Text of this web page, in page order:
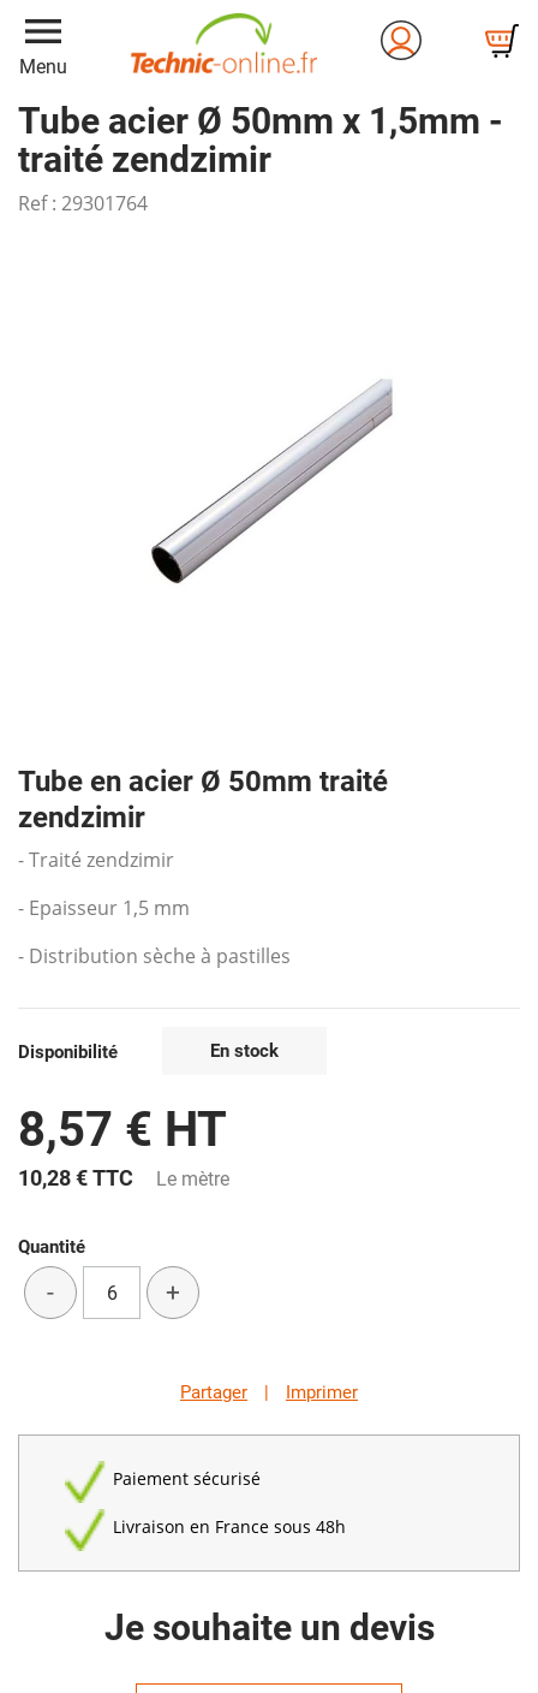
menu
Menu
Tube acier Ø 50mm x 1,5mm -
traité zendzimir
Ref : 29301764
Tube en acier Ø 50mm traité
zendzimir
- Traité zendzimir
- Epaisseur 1,5 mm
- Distribution sèche à pastilles
Disponibilité En stock
8,57 € HT
10,28 €TTC Le mètre
Quantité
- +
Partager | Imprimer
Paiement sécurisé
Livraison en France sous 48h
Je souhaite un devis